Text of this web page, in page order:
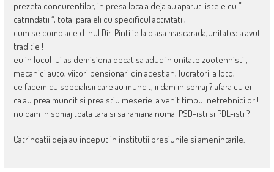
prezeta concurentilor, in presa locala deja au aparut listele cu ”
catrindatii “, total paraleli cu specificul activitatii,
cum se complace d-nul Dir. Pintilie la o asa mascarada,unitatea a avut
traditie !
eu in locul lui as demisiona decat sa aduc in unitate zootehnisti ,
mecanici auto, viitori pensionari din acest an, lucratori la loto,
ce facem cu specialisii care au muncit, ii dam in somaj ? afara cu ei
ca au prea muncit si prea stiu meserie. a venit timpul netrebnicilor !
nu dam in somaj toata tara si sa ramana numai PSD-isti si PDL-isti ?
Catrindatii deja au inceput in institutii presiunile si amenintarile.